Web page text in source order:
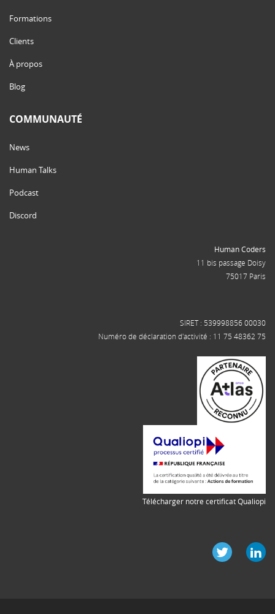
Formations
Clients
À propos
Blog
COMMUNAUTÉ
News
Human Talks
Podcast
Discord
Human Coders
11 bis passage Doisy
75017 Paris
SIRET : 539998856 00030
Numéro de déclaration d'activité : 11 75 48362 75
Télécharger notre certificat Qualiopi